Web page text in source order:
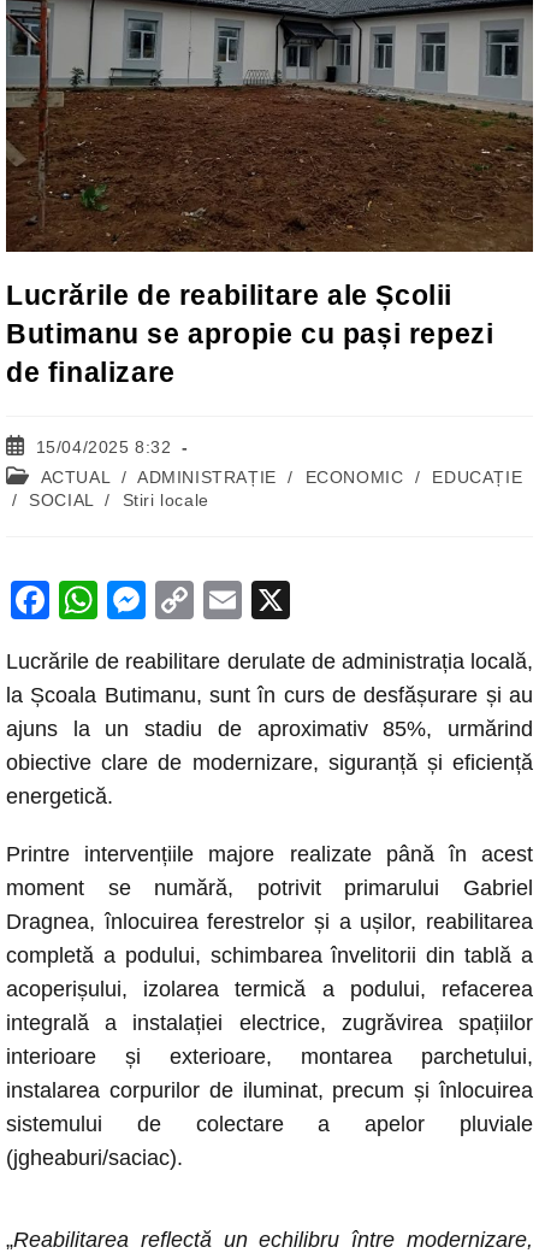
Lucrările de reabilitare ale Școlii
Butimanu se apropie cu pași repezi
de finalizare
Post
published:
15/04/2025 8:32
Post
category:
ACTUAL / ADMINISTRAȚIE / ECONOMIC /
EDUCAȚIE
/
SOCIAL / Stiri locale
F
c
e
b
o
k
W
at
s
A
p
M
ss
e
n
C
p
y
Li
E
ail
Lucrările de reabilitare derulate de administrația locală,
la Școala Butimanu, sunt în curs de desfășurare și au
ajuns la un stadiu de aproximativ 85%, urmărind
obiective clare de modernizare, siguranță și eficiență
energetică.
Printre intervențiile majore realizate până în acest
moment se numără, potrivit primarului Gabriel
Dragnea, înlocuirea ferestrelor și a ușilor, reabilitarea
completă a podului, schimbarea învelitorii din tablă a
acoperișului, izolarea termică a podului, refacerea
integrală a instalației electrice, zugrăvirea spațiilor
interioare și exterioare, montarea parchetului,
instalarea corpurilor de iluminat, precum și înlocuirea
sistemului de colectare a apelor pluviale
(jgheaburi/saciac).
„Reabilitarea reflectă un echilibru între modernizare,